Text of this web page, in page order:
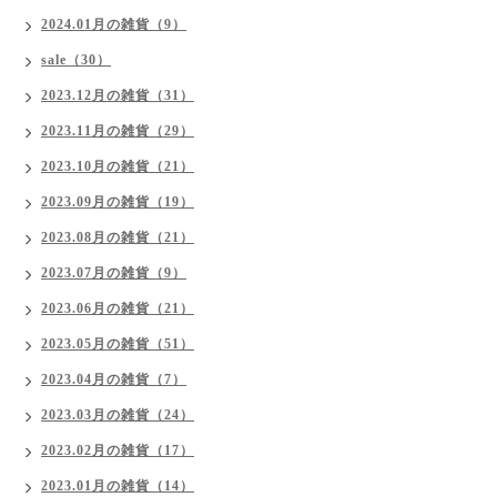
2024.01月の雑貨（9）
sale（30）
2023.12月の雑貨（31）
2023.11月の雑貨（29）
2023.10月の雑貨（21）
2023.09月の雑貨（19）
2023.08月の雑貨（21）
2023.07月の雑貨（9）
2023.06月の雑貨（21）
2023.05月の雑貨（51）
2023.04月の雑貨（7）
2023.03月の雑貨（24）
2023.02月の雑貨（17）
2023.01月の雑貨（14）